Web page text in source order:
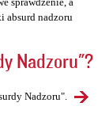
absurd nadzoru
Nadzoru"?
Nadzoru".